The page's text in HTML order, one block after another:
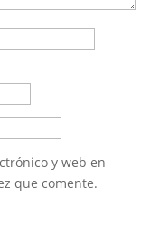
y web en
que comente.